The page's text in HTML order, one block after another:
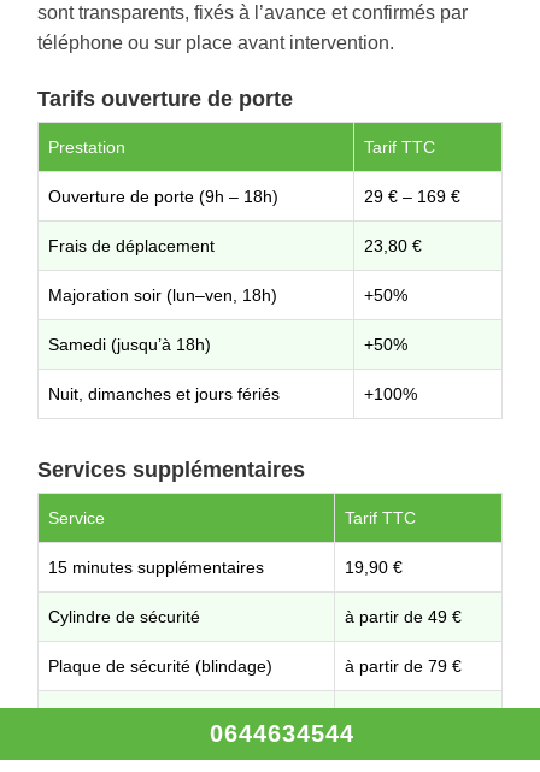
sont transparents, fixés à l’avance et confirmés par
téléphone ou sur place avant intervention.
Tarifs ouverture de porte
Prestation Tarif TTC
Ouverture de porte (9h – 18h) 29 € – 169 €
Frais de déplacement 23,80 €
Majoration soir (lun–ven, 18h) +50%
Samedi (jusqu’à 18h) +50%
Nuit, dimanches et jours fériés +100%
Services supplémentaires
Service Tarif TTC
15 minutes supplémentaires 19,90 €
Cylindre de sécurité à partir de 49 €
Plaque de sécurité (blindage) à partir de 79 €
0644634544